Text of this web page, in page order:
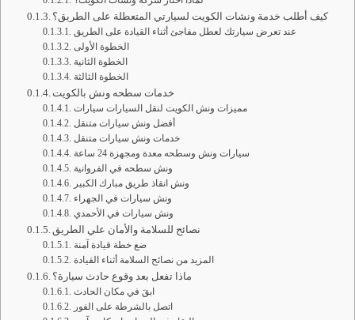
كيف أطلب خدمة ونشات الكويت لسيارتي المتعطلة على الطريق؟
عند تعرض سيارتك لعطل مفاجئ أثناء القيادة على الطريق
الخطوة الأولى
الخطوة الثانية
الخطوة الثالثة
خدمات سطحه ونش بالكويت
مميزات ونش الكويت لنقل السيارات سيارات
أفضل ونش سيارات متنقل
خدمات ونش سيارات متنقل
سيارات ونش وسطحه معدة ومجهزة 24 ساعة
ونش سطحه في الفروانية
ونش انقاذ طريق مبارك الكبير
ونش سيارات في الجهراء
ونش سيارات في الأحمدي
نصائح للسلامة والأمان علي الطريق
ضع خطة قيادة آمنة
المزيد من نصائح السلامة أثناء القيادة
ماذا تفعل بعد وقوع حادث سيارة؟
ابقَ في مكان الحادث
اتصل بالشرطة على الفور